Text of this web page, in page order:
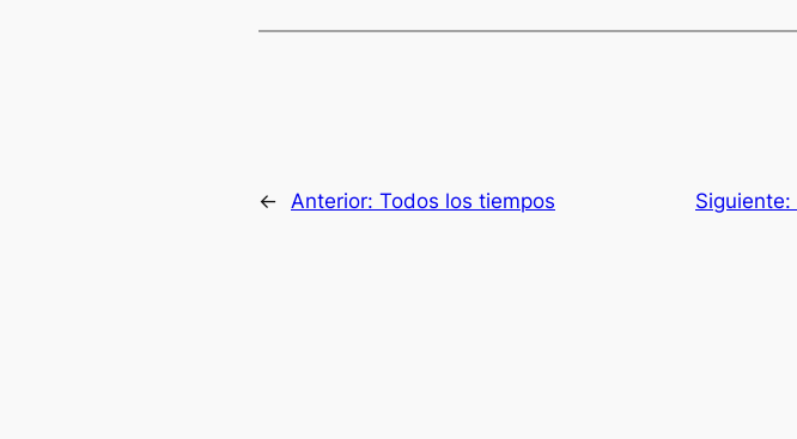
← Anterior: Todos los tiempos Siguiente: